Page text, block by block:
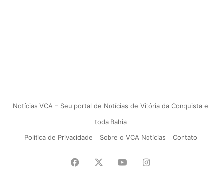
Notícias VCA – Seu portal de Notícias de Vitória da Conquista e
toda Bahia
Política de Privacidade
Sobre o VCA Notícias Contato
Facebook YouTubeInstagram